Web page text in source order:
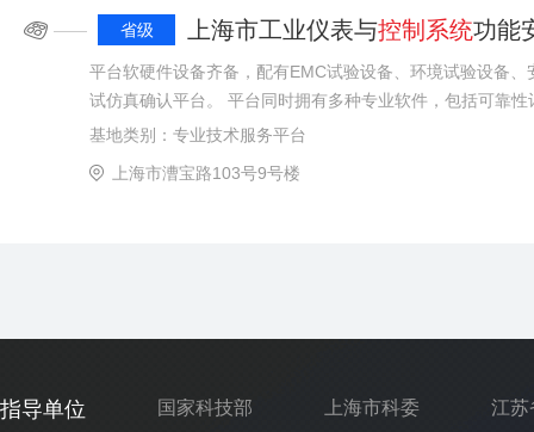
—— 省级 上海市工业仪表与控制系统功能
平台软硬件设备齐备，配有EMC试验设备、环境试验设备
试仿真确认平台。 平台同时拥有多种专业软件，包括可靠性计算与预计、软件静态测试及动态
测试。 平台还建设完备的功能安全数据库，不仅归档国内外数百种工业产品，还包括通过功能
（CNAS）认可和授权。
基地类别：专业技术服务平台
上海市漕宝路103号9号楼
指导单位 国家科技部 上海市科委 江苏